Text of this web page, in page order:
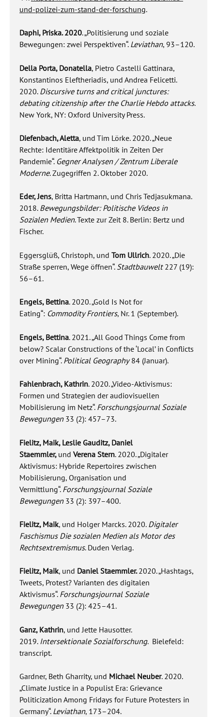
und-polizei-zum-stand-der-forschung.
Daphi, Priska. 2020. „Politisierung und soziale
Bewegungen: zwei Perspektiven“.Leviathan, 93–120.
Della Porta, Donatella, Pietro Castelli Gattinara,
Konstantinos Eleftheriadis, und Andrea Felicetti.
2020.Discursive turns and critical junctures:
debating citizenship after the Charlie Hebdo attacks.
New York, NY: Oxford University Press.
Diefenbach, Aletta, und Tim Lörke. 2020. „Neue
Rechte: Identitäre Affektpolitik in Zeiten Der
Pandemie“. Gegner Analysen / Zentrum Liberale
Moderne. Zugegriffen 2. Oktober 2020.
Eder, Jens, Britta Hartmann, und Chris Tedjasukmana.
2018.Bewegungsbilder: Politische Videos in
Sozialen Medien. Texte zur Zeit 8. Berlin: Bertz und
Fischer.
Eggersglüß, Christoph, und Tom Ullrich. 2020. „Die
Straße sperren, Wege öffnen“.Stadtbauwelt227 (19):
56–61.
Engels, Bettina. 2020. „Gold Is Not for
Eating“: Commodity Frontiers, Nr. 1 (September).
Engels, Bettina. 2021. „All Good Things Come from
below? Scalar Constructions of the ‘Local’ in Conflicts
over Mining“.Political Geography84 (Januar).
Fahlenbrach, Kathrin. 2020. „Video-Aktivismus:
Formen und Strategien der audiovisuellen
Mobilisierung im Netz“.Forschungsjournal Soziale
Bewegungen33 (2): 457–73.
Fielitz, Maik, Leslie Gauditz, Daniel
Staemmler,und Verena Stern. 2020. „Digitaler
Aktivismus: Hybride Repertoires zwischen
Mobilisierung, Organisation und
Vermittlung“.Forschungsjournal Soziale
Bewegungen33 (2): 397–400.
Fielitz, Maik, und Holger Marcks. 2020.Digitaler
Faschismus Die sozialen Medien als Motor des
Rechtsextremismus. Duden Verlag.
Fielitz, Maik, und Daniel Staemmler.2020. „Hashtags,
Tweets, Protest? Varianten des digitalen
Aktivismus“.Forschungsjournal Soziale
Bewegungen33 (2): 425–41.
Ganz, Kathrin, und Jette Hausotter.
2019. Intersektionale Sozialforschung. Bielefeld:
transcript.
Gardner, Beth Gharrity, und Michael Neuber. 2020.
„Climate Justice in a Populist Era: Grievance
Politicization Among Fridays for Future Protesters in
Germany“.Leviathan, 173–204.